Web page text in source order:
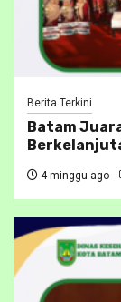
Berita Terkini
Batam
4 minggu ago